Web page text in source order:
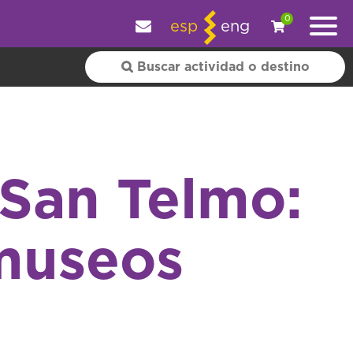
esp eng
0
Telmo:
tu experiencia. + información